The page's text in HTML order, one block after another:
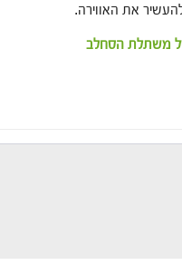
את האווירה.
משתלת הסחלב